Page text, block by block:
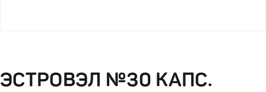
ЭСТРОВЭЛ №30 КАПС.